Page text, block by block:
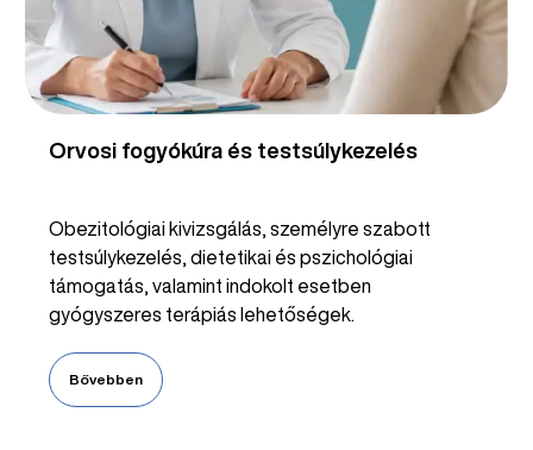
Orvosi fogyókúra és testsúlykezelés
Obezitológiai kivizsgálás, személyre szabott
testsúlykezelés, dietetikai és pszichológiai
támogatás, valamint indokolt esetben
gyógyszeres terápiás lehetőségek.
Bővebben